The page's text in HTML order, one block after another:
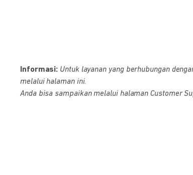
Informasi: Untuk layanan yang berhubungan
melalui halaman ini.
Anda bisa sampaikan melalui halaman Customer